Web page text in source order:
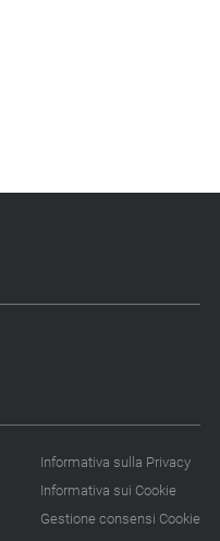
come gestire le vecchie
SRI: oltre 20
appuntamenti
Mcc colloca social bond
Informativa sulla Privacy
Informativa sui Cookie
Gestione consensi Cookie